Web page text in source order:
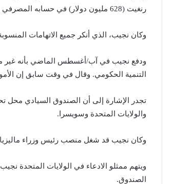
رنغيت (628 مليون دولار) في حسابه المصرفي الخاص.
وكان نجيب، الذي أنكر جميع الاتهامات
ودفع نجيب في آب/أغسطس الماضي بأنه غير
التنمية الحكومي. وقال في وقت سابق إن
تجدر الإشارة إلى أن الصندوق السيادي محل
والولايات المتحدة وسويسرا.
وكان نجيب قد شغل منصب رئيس وزراء ماليزيا في الفترة من عام 2009
الصندوق.